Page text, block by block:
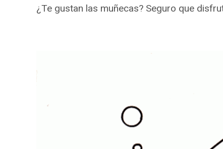
¿Te gustan las muñecas? Seguro que